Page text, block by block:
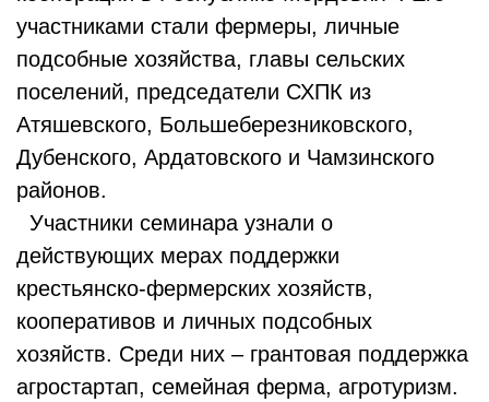
участниками стали фермеры, личные
подсобные хозяйства, главы сельских
поселений, председатели СХПК из
Атяшевского, Большеберезниковского,
Дубенского, Ардатовского и Чамзинского
районов.
Участники семинара узнали о
действующих мерах поддержки
крестьянско-фермерских хозяйств,
кооперативов и личных подсобных
хозяйств. Среди них – грантовая поддержка
агростартап, семейная ферма, агротуризм.